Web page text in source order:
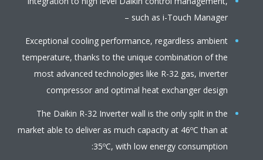
such as i-Touch Manager –
Exceptional cooling performance, regardless ambient
temperature, thanks to the unique combination of the
most advanced technologies like R-32 gas, inverter
compressor and optimal heat exchanger design
The Daikin R-32 Inverter wall is the only split in the
market able to deliver as much capacity at 46ºC than at
35ºC, with low energy consumption: